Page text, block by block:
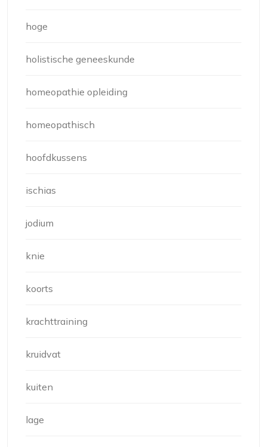
hoge
holistische geneeskunde
homeopathie opleiding
homeopathisch
hoofdkussens
ischias
jodium
knie
koorts
krachttraining
kruidvat
kuiten
lage